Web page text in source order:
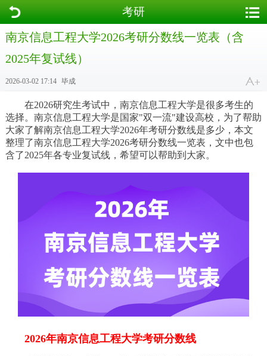
考研
南京信息工程大学2026考研分数线一览表（含
2025年复试线）
2026-03-02 17:14 毕成
在2026研究生考试中，南京信息工程大学是很多考生的
选择。南京信息工程大学是国家"双一流"建设高校，为了帮助
大家了解南京信息工程大学2026年考研分数线是多少，本文
整理了南京信息工程大学2026考研分数线一览表，文中也包
含了2025年各专业复试线，希望可以帮助到大家。
2026年南京信息工程大学考研分数线